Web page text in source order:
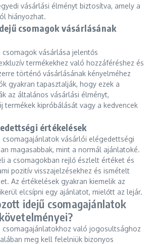
vásárlási élményt biztosítva, amely a
hiányozhat.
csomagok vásárlásának
vásárlása jelentős
termékekhez való hozzáféréshez és
történő vásárlásának kényelméhez
gyakran tapasztalják, hogy ezek a
az általános vásárlási élményt,
termékek kipróbálását vagy a kedvencek
értékelések
vásárlói elégedettségi
magasabbak, mint a normál ajánlatoké.
a csomagokban rejlő észlelt értéket és
pozitív visszajelzésekhez és ismételt
Az értékelések gyakran kiemelik az
elcsípni egy ajánlatot, mielőtt az lejár.
idejű csomagajánlatok
való jogosultsághoz
meg kell felelniük bizonyos